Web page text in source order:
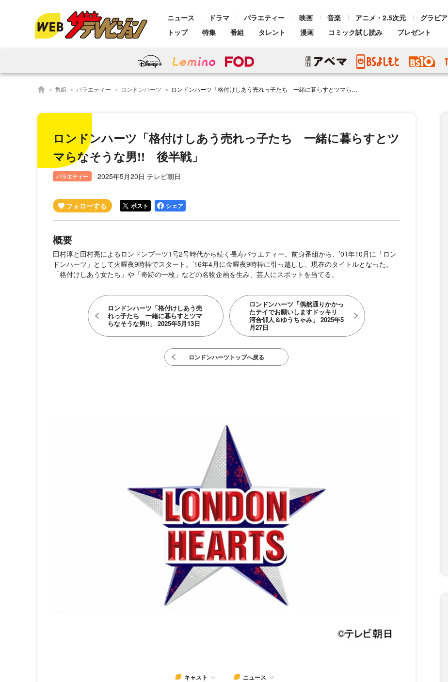
ニュース ドラマ バラエティー 映画 音楽 アニメ・2.5次元 グラビア
トップ
特集 番組 タレント 漫画 コミック試し読み プレゼント
番組 バラエティー ロンドンハーツ ロンドンハーツ「格付けしあう売れっ子たち 一緒に暮らすとツマらなそうな男!! 後半戦」
ロンドンハーツ「格付けしあう売れっ子たち 一緒に暮らすとツ
マらなそうな男!! 後半戦」
バラエティー 2025年5月20日 テレビ朝日
ポスト シェア
概要
田村淳と田村亮によるロンドンブーツ1号2号時代から続く長寿バラエティー。前身番組から、’01年10月に「ロン
ドンハーツ」として火曜夜9時枠でスタート。’16年4月に金曜夜9時枠に引っ越しし、現在のタイトルとなった。
「格付けしあう女たち」や「奇跡の一枚」などの名物企画を生み、芸人にスポットを当てる。
ロンドンハーツ「格付けしあう売
れっ子たち 一緒に暮らすとツマ
らなそうな男!!」 2025年5月13日
ロンドンハーツ「偶然通りかかっ
たテイでお願いしますドッキリ
河合郁人＆ゆうちゃみ」 2025年5
月27日
ロンドンハーツトップへ戻る
キャスト ニュース